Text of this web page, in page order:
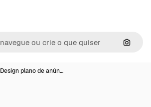
Design plano de anún…